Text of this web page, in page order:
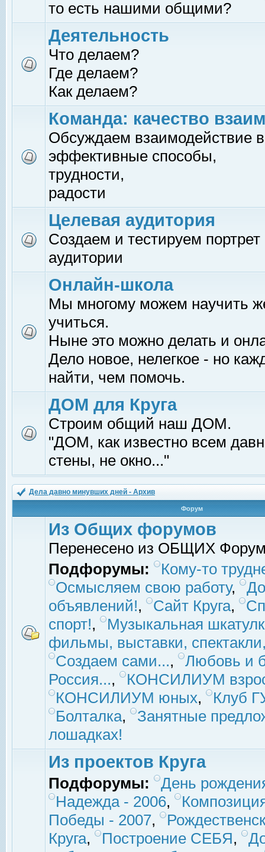
то есть нашими общими?
Деятельность
Что делаем?
Где делаем?
Как делаем?
Команда: качество
Обсуждаем взаимодействие
эффективные способы,
трудности,
радости
Целевая аудитория
Создаем и тестируем
аудитории
Онлайн-школа
Мы многому можем научить
учиться.
Ныне это можно делать и
Дело новое, нелегкое - но
найти, чем помочь.
ДОМ для Круга
Строим общий наш ДОМ.
"ДОМ, как известно всем
стены, не окно..."
Дела давно минувших дней - Архив
Форум
Из Общих форумов
Перенесено из ОБЩИХ
Подфорумы:
Кому-то
Осмысляем свою работу,
объявлений!, Сайт Круга,
спорт!,
Музыкальная
фильмы, выставки,
Создаем сами...,
Любовь и
Россия...,
КОНСИЛИУМ
КОНСИЛИУМ юных,
Клуб
Болталка,
Занятные
лошадках!
Из проектов Круга
Подфорумы:
День
Надежда - 2006,
Победы - 2007,
Круга, Построение СЕБЯ,